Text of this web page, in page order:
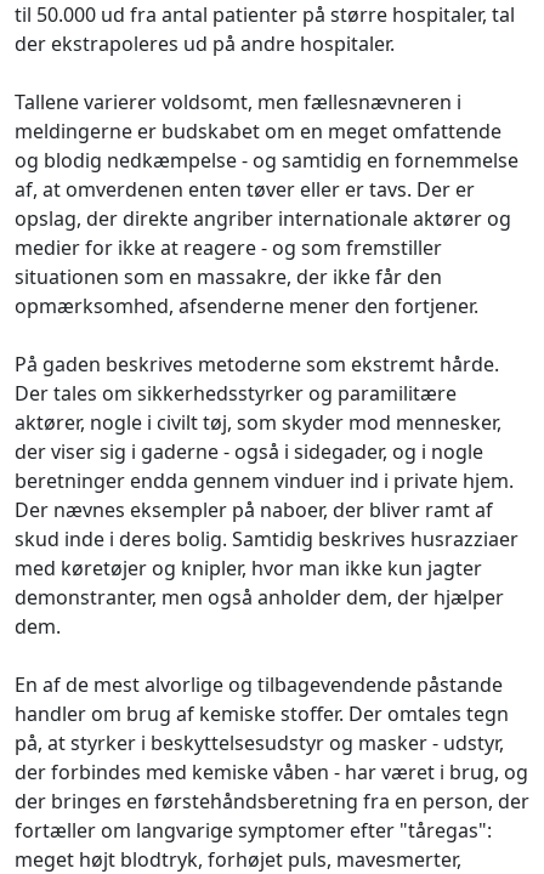
til 50.000 ud fra antal patienter på større hospitaler, tal
der ekstrapoleres ud på andre hospitaler.
Tallene varierer voldsomt, men fællesnævneren i
meldingerne er budskabet om en meget omfattende
og blodig nedkæmpelse - og samtidig en fornemmelse
af, at omverdenen enten tøver eller er tavs. Der er
opslag, der direkte angriber internationale aktører og
medier for ikke at reagere - og som fremstiller
situationen som en massakre, der ikke får den
opmærksomhed, afsenderne mener den fortjener.
På gaden beskrives metoderne som ekstremt hårde.
Der tales om sikkerhedsstyrker og paramilitære
aktører, nogle i civilt tøj, som skyder mod mennesker,
der viser sig i gaderne - også i sidegader, og i nogle
beretninger endda gennem vinduer ind i private hjem.
Der nævnes eksempler på naboer, der bliver ramt af
skud inde i deres bolig. Samtidig beskrives husrazziaer
med køretøjer og knipler, hvor man ikke kun jagter
demonstranter, men også anholder dem, der hjælper
dem.
En af de mest alvorlige og tilbagevendende påstande
handler om brug af kemiske stoffer. Der omtales tegn
på, at styrker i beskyttelsesudstyr og masker - udstyr,
der forbindes med kemiske våben - har været i brug, og
der bringes en førstehåndsberetning fra en person, der
fortæller om langvarige symptomer efter "tåregas":
meget højt blodtryk, forhøjet puls, mavesmerter,